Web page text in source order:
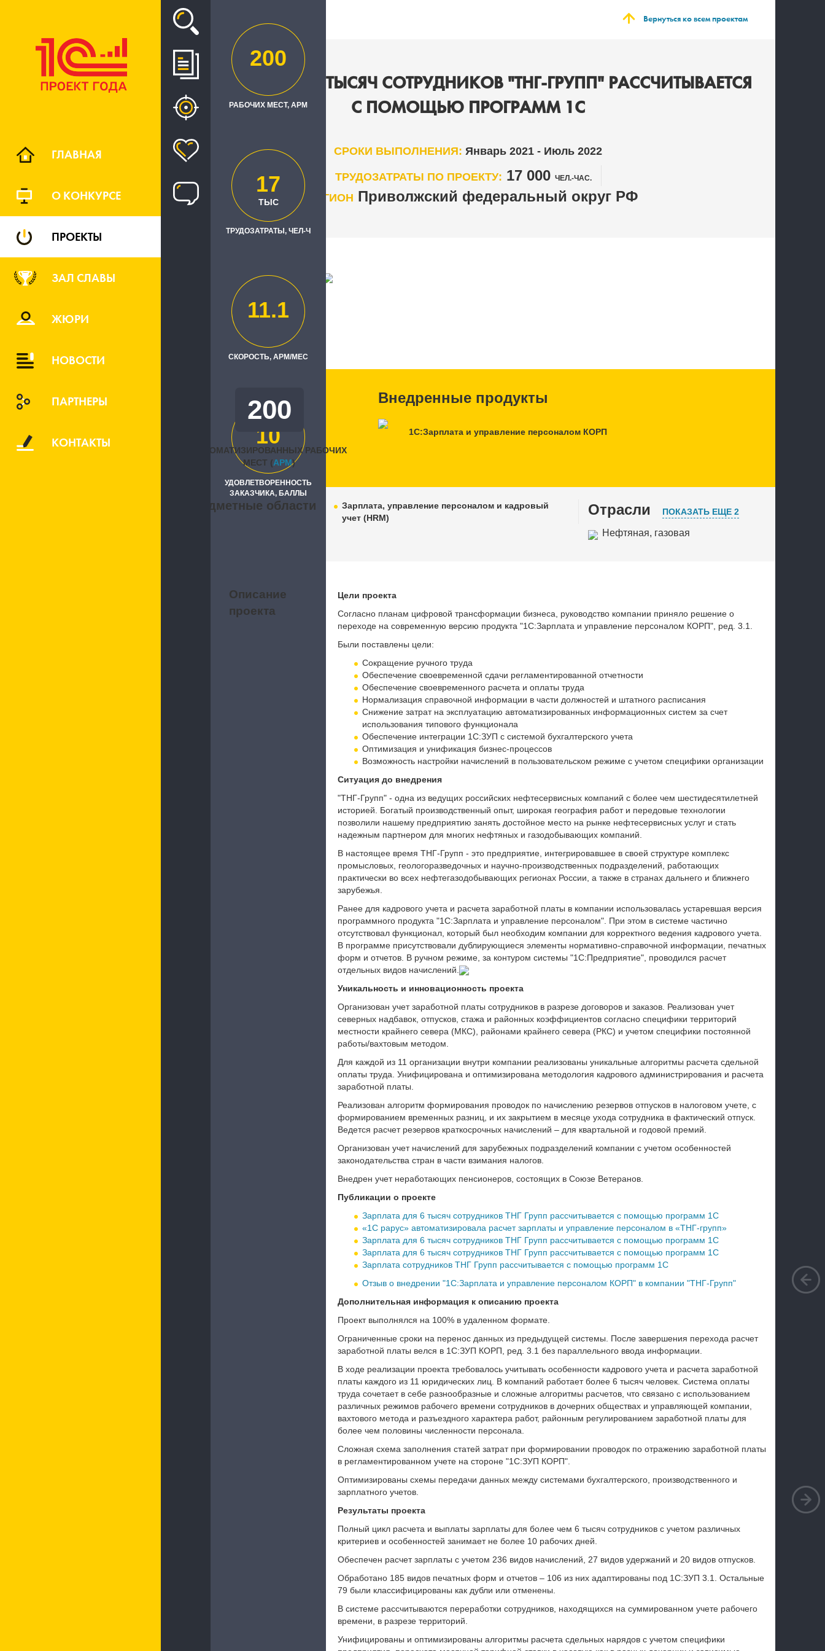
ГЛАВНАЯ
О КОНКУРСЕ
ПРОЕКТЫ
ЗАЛ СЛАВЫ
ЖЮРИ
НОВОСТИ
ПАРТНЕРЫ
КОНТАКТЫ
Проект Вернуться ко всем проектам
ЗАРПЛАТА ДЛЯ 6 ТЫСЯЧ СОТРУДНИКОВ "ТНГ-ГРУПП" РАССЧИТЫВАЕТСЯ
С ПОМОЩЬЮ ПРОГРАММ 1С
СРОКИ ВЫПОЛНЕНИЯ: Январь 2021 - Июль 2022
ТРУДОЗАТРАТЫ ПО ПРОЕКТУ: 17 000 ЧЕЛ.-ЧАС.
РЕГИОН Приволжский федеральный округ РФ
200
РАБОЧИХ МЕСТ, АРМ
17
ТЫС
ТРУДОЗАТРАТЫ, ЧЕЛ-Ч
11.1
СКОРОСТЬ, АРМ/МЕС
10
УДОВЛЕТВОРЕННОСТЬ
ЗАКАЗЧИКА, БАЛЛЫ
ООО "ТНГ-групп"
Исполнитель
"1С-Рарус Казань"
200
АВТОМАТИЗИРОВАННЫХ РАБОЧИХ
МЕСТ (APM)
Внедренные продукты
1С:Зарплата и управление персоналом КОРП
Предметные области
Зарплата, управление персоналом и кадровый
учет (HRM)
Отрасли ПОКАЗАТЬ ЕЩЕ 2
Нефтяная, газовая
Описание
проекта
Цели проекта
Согласно планам цифровой трансформации бизнеса, руководство компании приняло решение о
переходе на современную версию продукта "1С:Зарплата и управление персоналом КОРП", ред. 3.1.
Были поставлены цели:
Сокращение ручного труда
Обеспечение своевременной сдачи регламентированной отчетности
Обеспечение своевременного расчета и оплаты труда
Нормализация справочной информации в части должностей и штатного расписания
Снижение затрат на эксплуатацию автоматизированных информационных систем за счет
использования типового функционала
Обеспечение интеграции 1С:ЗУП с системой бухгалтерского учета
Оптимизация и унификация бизнес-процессов
Возможность настройки начислений в пользовательском режиме с учетом специфики организации
Ситуация до внедрения
"ТНГ-Групп" - одна из ведущих российских нефтесервисных компаний с более чем шестидесятилетней
историей. Богатый производственный опыт, широкая география работ и передовые технологии
позволили нашему предприятию занять достойное место на рынке нефтесервисных услуг и стать
надежным партнером для многих нефтяных и газодобывающих компаний.
В настоящее время ТНГ-Групп - это предприятие, интегрировавшее в своей структуре комплекс
промысловых, геологоразведочных и научно-производственных подразделений, работающих
практически во всех нефтегазодобывающих регионах России, а также в странах дальнего и ближнего
зарубежья.
Ранее для кадрового учета и расчета заработной платы в компании использовалась устаревшая версия
программного продукта "1С:Зарплата и управление персоналом". При этом в системе частично
отсутствовал функционал, который был необходим компании для корректного ведения кадрового учета.
В программе присутствовали дублирующиеся элементы нормативно-справочной информации, печатных
форм и отчетов. В ручном режиме, за контуром системы "1С:Предприятие", проводился расчет
отдельных видов начислений.
Уникальность и инновационность проекта
Организован учет заработной платы сотрудников в разрезе договоров и заказов. Реализован учет
северных надбавок, отпусков, стажа и районных коэффициентов согласно специфики территорий
местности крайнего севера (МКС), районами крайнего севера (РКС) и учетом специфики постоянной
работы/вахтовым методом.
Для каждой из 11 организации внутри компании реализованы уникальные алгоритмы расчета сдельной
оплаты труда. Унифицирована и оптимизирована методология кадрового администрирования и расчета
заработной платы.
Реализован алгоритм формирования проводок по начислению резервов отпусков в налоговом учете, с
формированием временных разниц, и их закрытием в месяце ухода сотрудника в фактический отпуск.
Ведется расчет резервов краткосрочных начислений – для квартальной и годовой премий.
Организован учет начислений для зарубежных подразделений компании с учетом особенностей
законодательства стран в части взимания налогов.
Внедрен учет неработающих пенсионеров, состоящих в Союзе Ветеранов.
Публикации о проекте
Зарплата для 6 тысяч сотрудников ТНГ Групп рассчитывается с помощью программ 1С
«1С рарус» автоматизировала расчет зарплаты и управление персоналом в «ТНГ-групп»
Зарплата для 6 тысяч сотрудников ТНГ Групп рассчитывается с помощью программ 1С
Зарплата для 6 тысяч сотрудников ТНГ Групп рассчитывается с помощью программ 1С
Зарплата сотрудников ТНГ Групп рассчитывается с помощью программ 1С
Отзыв о внедрении "1С:Зарплата и управление персоналом КОРП" в компании "ТНГ-Групп"
Дополнительная информация к описанию проекта
Проект выполнялся на 100% в удаленном формате.
Ограниченные сроки на перенос данных из предыдущей системы. После завершения перехода расчет
заработной платы велся в 1С:ЗУП КОРП, ред. 3.1 без параллельного ввода информации.
В ходе реализации проекта требовалось учитывать особенности кадрового учета и расчета заработной
платы каждого из 11 юридических лиц. В компаний работает более 6 тысяч человек. Система оплаты
труда сочетает в себе разнообразные и сложные алгоритмы расчетов, что связано с использованием
различных режимов рабочего времени сотрудников в дочерних обществах и управляющей компании,
вахтового метода и разъездного характера работ, районным регулированием заработной платы для
более чем половины численности персонала.
Сложная схема заполнения статей затрат при формировании проводок по отражению заработной платы
в регламентированном учете на стороне "1С:ЗУП КОРП".
Оптимизированы схемы передачи данных между системами бухгалтерского, производственного и
зарплатного учетов.
Результаты проекта
Полный цикл расчета и выплаты зарплаты для более чем 6 тысяч сотрудников с учетом различных
критериев и особенностей занимает не более 10 рабочих дней.
Обеспечен расчет зарплаты с учетом 236 видов начислений, 27 видов удержаний и 20 видов отпусков.
Обработано 185 видов печатных форм и отчетов – 106 из них адаптированы под 1С:ЗУП 3.1. Остальные
79 были классифицированы как дубли или отменены.
В системе рассчитываются переработки сотрудников, находящихся на суммированном учете рабочего
времени, в разрезе территорий.
Унифицированы и оптимизированы алгоритмы расчета сдельных нарядов с учетом специфики